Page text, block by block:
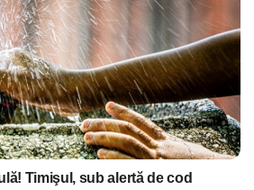
Timişul, sub alertă de cod